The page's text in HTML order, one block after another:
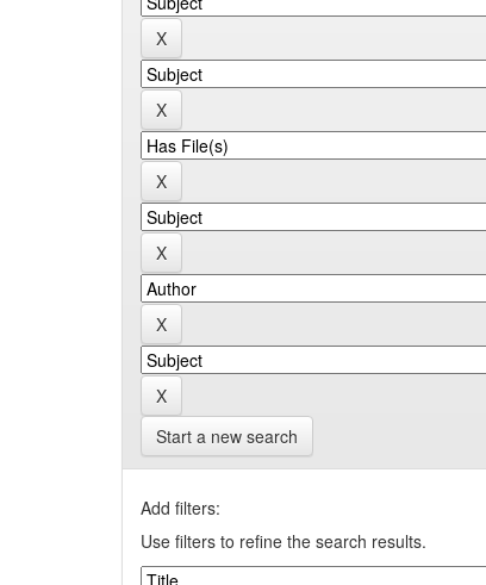
Start a new search
Add filters:
Use filters to refine the search results.